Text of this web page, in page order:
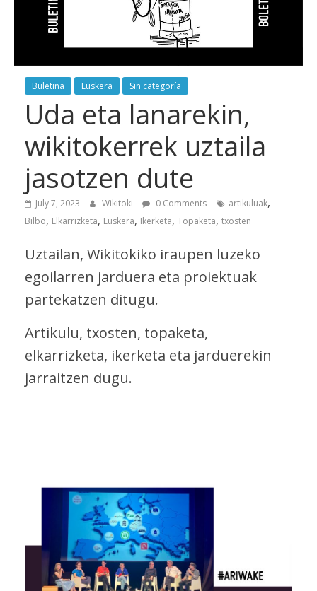
Buletina Euskera Sin categoría
Uda eta lanarekin,
wikitokerrek uztaila
jasotzen dute
July 7, 2023 Wikitoki 0 Comments artikuluak,
Bilbo, Elkarrizketa, Euskera, Ikerketa, Topaketa, txosten
Uztailan, Wikitokiko iraupen luzeko
egoilarren jarduera eta proiektuak
partekatzen ditugu.
Artikulu, txosten, topaketa,
elkarrizketa, ikerketa eta jarduerekin
jarraitzen dugu.